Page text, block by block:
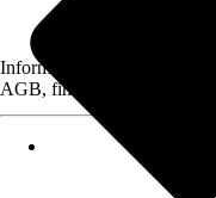
Informationen des
AGB, finden Sie bei Klick